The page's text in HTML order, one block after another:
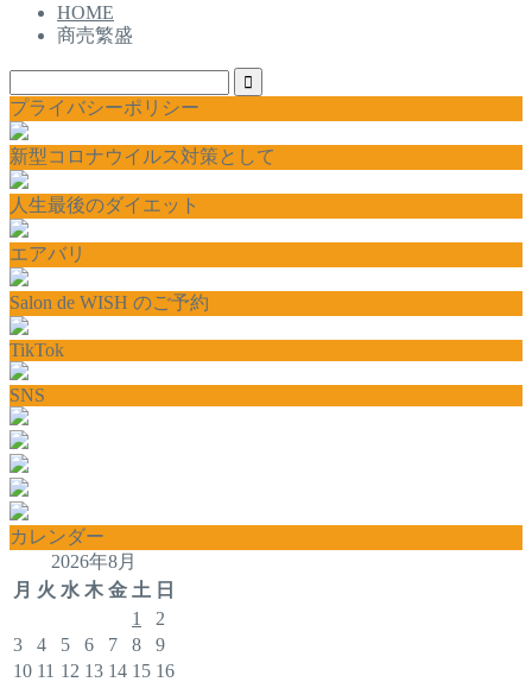
HOME
商売繁盛
プライバシーポリシー
新型コロナウイルス対策として
人生最後のダイエット
エアバリ
Salon de WISH のご予約
TikTok
SNS
カレンダー
2026年8月
月 火 水 木 金 土 日
1
2
3
4 5 6 7 8
9
10 11 12 13 14 15 16